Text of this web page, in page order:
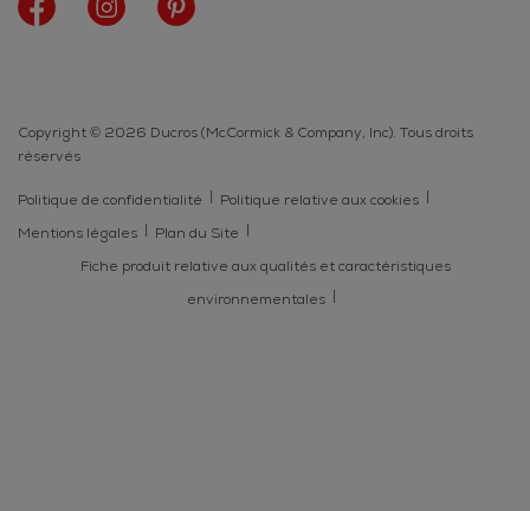
Copyright © 2026 Ducros (McCormick & Company, Inc). Tous droits
réservés
Politique de confidentialité
Politique relative aux cookies
Mentions légales
Plan du Site
Fiche produit relative aux qualités et caractéristiques
environnementales